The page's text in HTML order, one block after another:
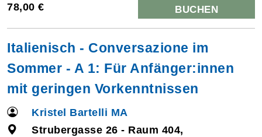
78,00 € BUCHEN
Italienisch - Conversazione im
Sommer - A 1: Für Anfänger:innen
mit geringen Vorkenntnissen
Kristel Bartelli MA
Strubergasse 26 - Raum 404,